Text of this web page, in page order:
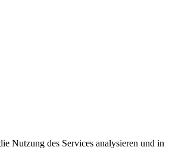
Nutzung des Services analysieren und in